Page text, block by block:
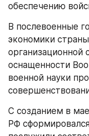
обеспечению
В послевоенные
экономики
организационной
оснащенности
военной науки
С созданием в
РФ